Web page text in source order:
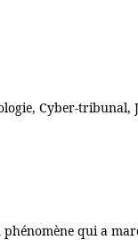
Cyber-tribunal,
qui a